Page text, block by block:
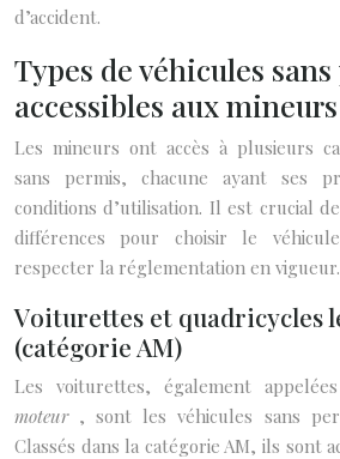
d’accident.
Types de véhicules
accessibles aux mineurs
Les mineurs ont accès à plusieurs
sans permis, chacune ayant ses
conditions d’utilisation. Il est crucial
différences pour choisir le
respecter la réglementation en vigueur.
Voiturettes et quadricycles
(catégorie AM)
Les voiturettes, également
moteur , sont les véhicules sans
Classés dans la catégorie AM, ils sont